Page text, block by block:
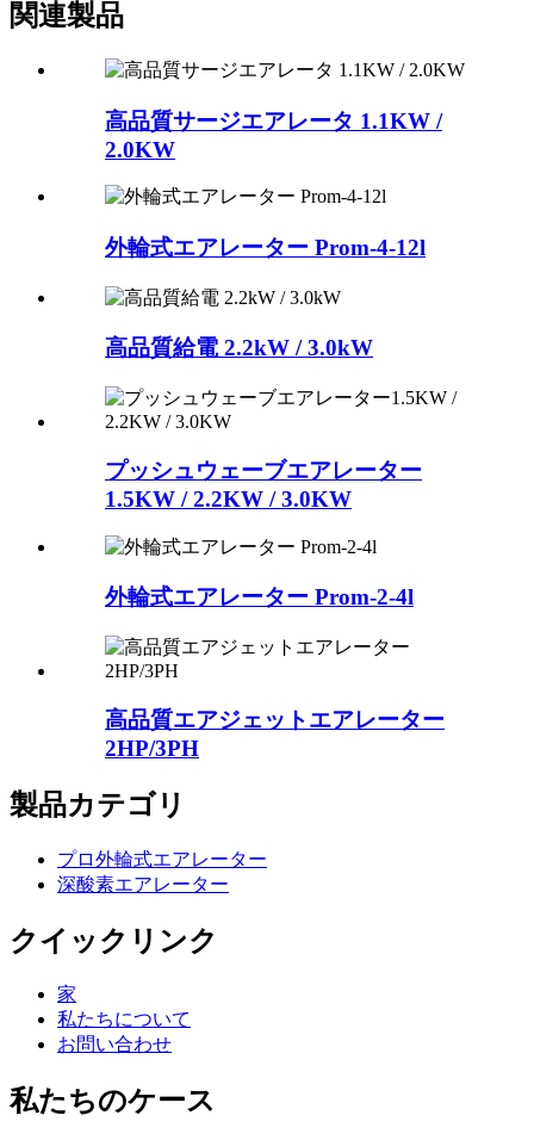
関連製品
高品質サージエアレータ 1.1KW /
2.0KW
外輪式エアレーター Prom-4-12l
高品質給電 2.2kW / 3.0kW
プッシュウェーブエアレーター
1.5KW / 2.2KW / 3.0KW
外輪式エアレーター Prom-2-4l
高品質エアジェットエアレーター
2HP/3PH
製品カテゴリ
プロ外輪式エアレーター
深酸素エアレーター
クイックリンク
家
私たちについて
お問い合わせ
私たちのケース